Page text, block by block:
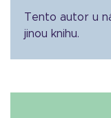
Tento autor u
jinou knihu.